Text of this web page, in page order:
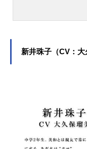
新井珠子（CV：大